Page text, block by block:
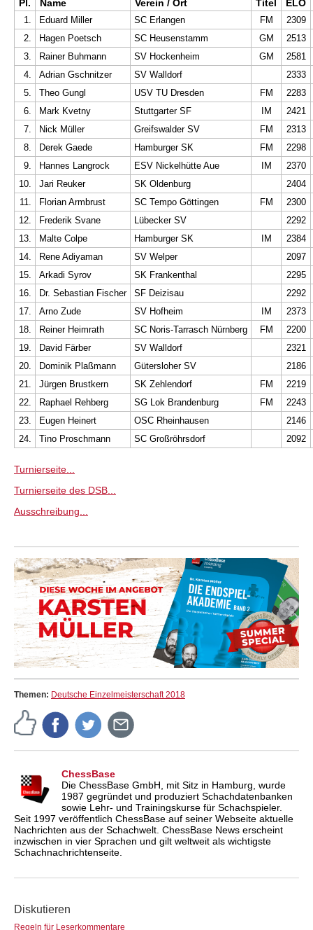
Pl.
Name Verein / Ort Titel ELO
1. Eduard Miller SC Erlangen FM
2309
2.
Hagen Poetsch SC Heusenstamm GM
2513
3.
Rainer Buhmann SV Hockenheim GM
2581
4.
Adrian Gschnitzer SV Walldorf
2333
5.
Theo Gungl USV TU Dresden FM
2283
6.
Mark Kvetny Stuttgarter SF IM
2421
7.
Nick Müller Greifswalder SV FM
2313
8.
Derek Gaede Hamburger SK FM
2298
9.
Hannes Langrock ESV Nickelhütte Aue IM
2370
10.
Jari Reuker SK Oldenburg
2404
11.
Florian Armbrust SC Tempo Göttingen FM
2300
12.
Frederik Svane Lübecker SV
2292
13.
Malte Colpe Hamburger SK IM
2384
14.
Rene Adiyaman SV Welper
2097
15.
Arkadi Syrov SK Frankenthal
2295
16.
Dr. Sebastian Fischer SF Deizisau
2292
17.
Arno Zude SV Hofheim IM
2373
18.
Reiner Heimrath SC Noris-Tarrasch Nürnberg FM
2200
19.
David Färber SV Walldorf
2321
20.
Dominik Plaßmann Gütersloher SV
2186
21.
Jürgen Brustkern SK Zehlendorf FM
2219
22.
Raphael Rehberg SG Lok Brandenburg FM
2243
23.
Eugen Heinert OSC Rheinhausen
2146
24.
Tino Proschmann SC Großröhrsdorf 2092
Turnierseite...
Turnierseite des DSB...
Ausschreibung...
Themen: Deutsche Einzelmeisterschaft 2018
ChessBase
Die ChessBase GmbH, mit Sitz in Hamburg, wurde
1987 gegründet und produziert Schachdatenbanken
sowie Lehr- und Trainingskurse für Schachspieler.
Seit 1997 veröffentlich ChessBase auf seiner Webseite aktuelle
Nachrichten aus der Schachwelt. ChessBase News erscheint
inzwischen in vier Sprachen und gilt weltweit als wichtigste
Schachnachrichtenseite.
Diskutieren
Regeln für Leserkommentare